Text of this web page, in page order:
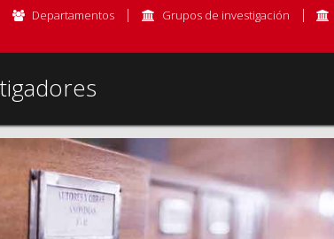
Departamentos Grupos de investigación